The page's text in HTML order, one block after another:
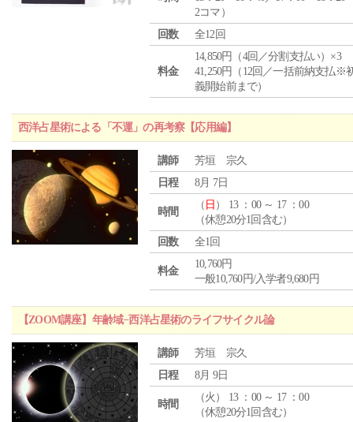
2コマ）
回数
全12回
料金
14,850円（4回／分割支払い）×3
41,250円（12回／一括前納支払※
義開始前まで）
西洋占星術による「不運」の再考察【応用編】
講師
芳垣 宗久
日程
8月 7日
時間
（ 日 ） 13 ：00 ～ 17 ：00
（休憩20分1回含む）
回数
全1回
料金
10,760円
一般10,760円/入学者9,680円
【ZOOM講座】年齢域−西洋占星術のライフサイクル論
講師
芳垣 宗久
日程
8月 9日
時間
（火 ） 13 ：00 ～ 17 ：00
（休憩20分1回含む）